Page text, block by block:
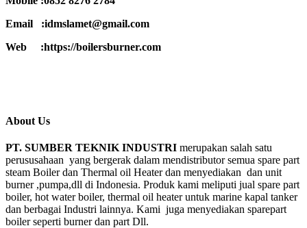
Email :idmslamet@gmail.com
Web :https://boilersburner.com
About Us
PT. SUMBER TEKNIK INDUSTRI merupakan salah satu
perususahaan yang bergerak dalam mendistributor semua spare part
steam Boiler dan Thermal oil Heater dan menyediakan dan unit
burner ,pumpa,dll di Indonesia. Produk kami meliputi jual spare part
boiler, hot water boiler, thermal oil heater untuk marine kapal tanker
dan berbagai Industri lainnya. Kami juga menyediakan sparepart
boiler seperti burner dan part Dll.